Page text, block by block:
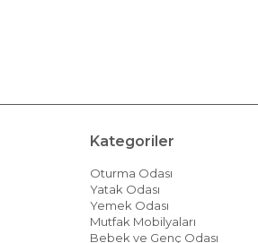
Kategoriler
Oturma Odası
Yatak Odası
Yemek Odası
Mutfak Mobilyaları
Bebek ve Genç Odası